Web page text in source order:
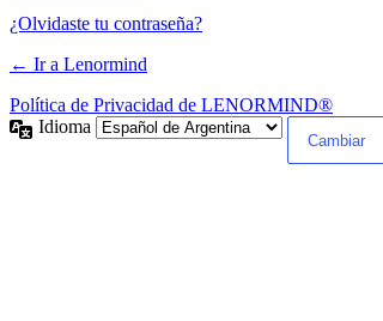
¿Olvidaste tu contraseña?
← Ir a Lenormind
Política de Privacidad de LENORMIND®
Idioma